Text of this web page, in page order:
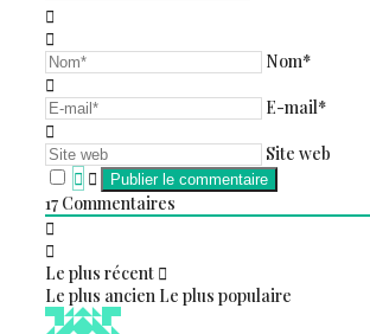
Nom*
E-mail*
Site web
17 Commentaires
Le plus récent
Le plus ancien Le plus populaire